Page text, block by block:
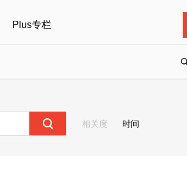
Plus专栏
中国最具社会影响力的创业公司申报
财富40U40创想会 相关度 时间